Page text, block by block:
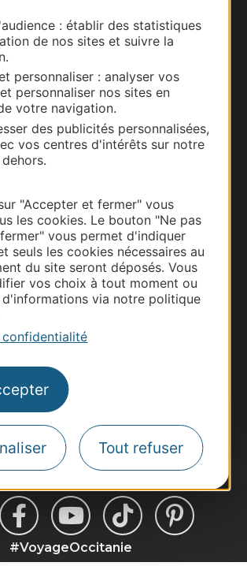
: établir des statistiques
de nos sites et suivre la
personnaliser : analyser vos
personnaliser nos sites en
votre navigation.
des publicités personnalisées,
vos centres d'intérêts sur notre
"Accepter et fermer" vous
les cookies. Le bouton "Ne pas
vous permet d'indiquer
seuls les cookies nécessaires au
du site seront déposés. Vous
vos choix à tout moment ou
via notre politique
Tout refuser
et d'influence
Sport
à la lettre d'information
pour recevoir des
séjours, de visites et de sorties.
#VoyageOccitanie